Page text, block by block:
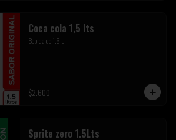
Coca cola 1,5 lts
Bebida de 1.5 L
$2.600
Sprite zero 1.5Lts